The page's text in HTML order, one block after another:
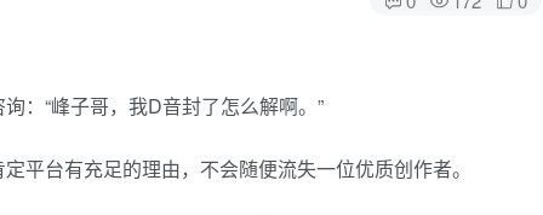
：“峰子哥，我D音封了怎么解啊。”
平台有充足的理由，不会随便流失一位优质创作者。